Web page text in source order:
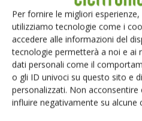
Per fornire le migliori
utilizziamo tecnologie come i
accedere alle informazioni del
tecnologie permetterà a noi e ai
dati personali come il
o gli ID univoci su questo sito e
personalizzati. Non
influire negativamente su alcune
dimensione, applicazioni come
informazioni precise
terra, e quindi interagire in
l'utilizzatore. L'interfaccia
opzioni che caratterizzerà i
generazione per ottenere un
indipendente dalla Cpu. Il